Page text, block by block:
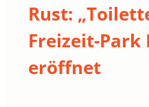
Rust:
Freizeit-Park
eröffnet